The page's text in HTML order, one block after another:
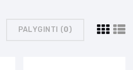
PALYGINTI (0)